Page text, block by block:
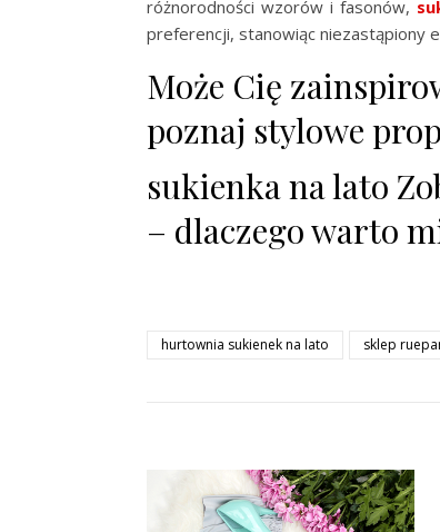
różnorodności wzorów i fasonów,
preferencji, stanowiąc niezastąpiony
Może Cię
poznaj stylowe
sukienka na lato
– dlaczego warto
hurtownia sukienek na lato sklep